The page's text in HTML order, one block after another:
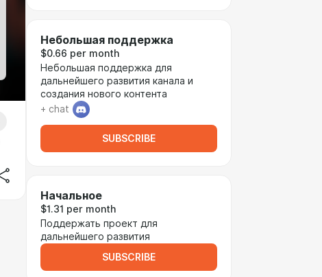
Небольшая поддержка
$0.66 per month
Небольшая поддержка для
дальнейшего развития канала и
создания нового контента
+ chat
SUBSCRIBE
Начальное
$1.31 per month
Поддержать проект для
дальнейшего развития
SUBSCRIBE